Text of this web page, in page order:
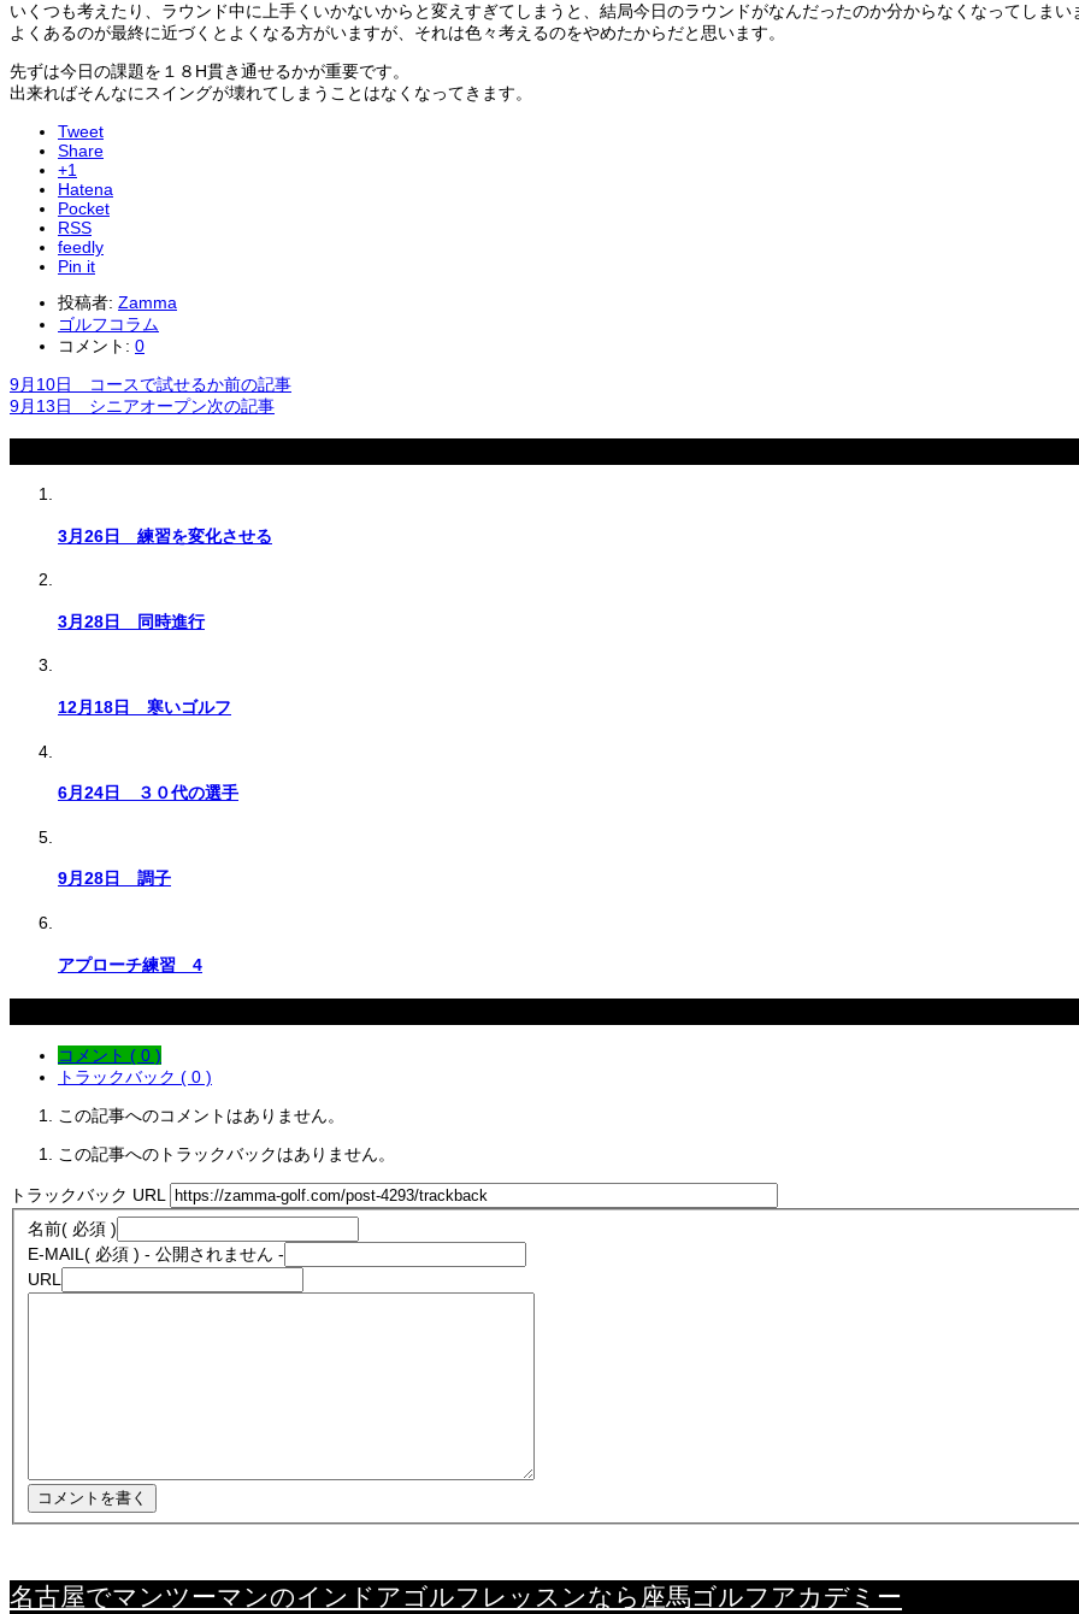
いくつも考えたり、ラウンド中に上手くいかないからと変えすぎてしまうと、結局今日のラウンドがなんだったのか分からなくなってしまい
よくあるのが最終に近づくとよくなる方がいますが、それは色々考えるのをやめたからだと思います。
先ずは今日の課題を１８H貫き通せるかが重要です。
出来ればそんなにスイングが壊れてしまうことはなくなってきます。
Tweet
Share
+1
Hatena
Pocket
RSS
feedly
Pin it
投稿者: Zamma
ゴルフコラム
コメント: 0
9月10日 コースで試せるか前の記事
9月13日 シニアオープン次の記事
3月26日 練習を変化させる
3月28日 同時進行
12月18日 寒いゴルフ
6月24日 ３０代の選手
9月28日 調子
アプローチ練習 4
コメント ( 0 )
トラックバック ( 0 )
この記事へのコメントはありません。
この記事へのトラックバックはありません。
トラックバック URL
名前( 必須 )
E-MAIL ( 必須 ) - 公開されません -
URL
名古屋でマンツーマンのインドアゴルフレッスンなら座馬ゴルフアカデミー